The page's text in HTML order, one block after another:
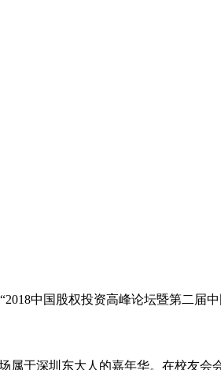
中国股权投资高峰论坛暨第二届
属于深圳东大人的嘉年华。在校友